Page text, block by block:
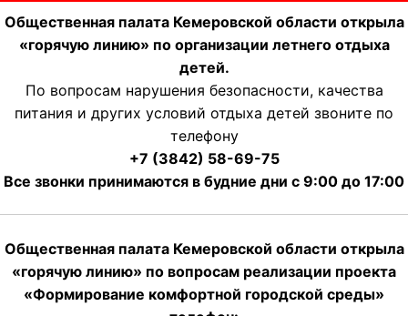
Общественная палата Кемеровской области открыла
«горячую линию» по организации летнего отдыха
детей.
По вопросам нарушения безопасности, качества
питания и других условий отдыха детей звоните по
телефону
+7 (3842) 58-69-75
Все звонки принимаются в будние дни с 9:00 до 17:00
Общественная палата Кемеровской области открыла
«горячую линию» по вопросам реализации проекта
«Формирование комфортной городской среды»